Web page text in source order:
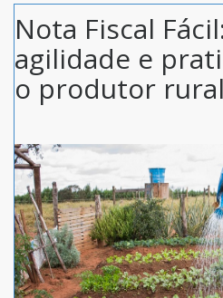
Nota Fiscal
agilidade e
o produtor rural